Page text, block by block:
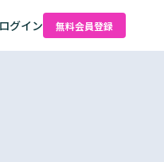
ログイン 無料会員登録